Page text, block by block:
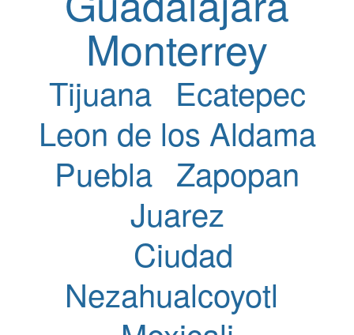
Monterrey
Tijuana Ecatepec
Leon de los Aldama
Puebla Zapopan
Juarez
Ciudad
Nezahualcoyotl